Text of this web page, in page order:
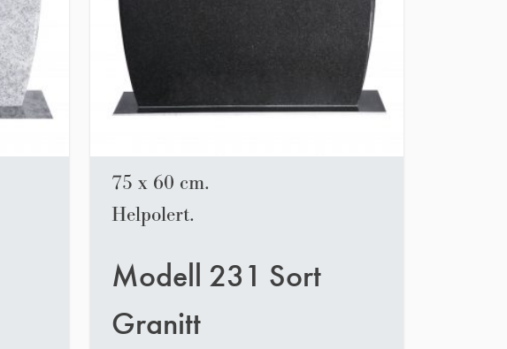
75 x 60 cm.
Helpolert.
Modell 231 Sort
Granitt